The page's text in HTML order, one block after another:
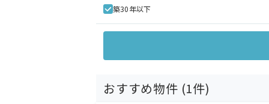
築30年以下
おすすめ物件 (1件)